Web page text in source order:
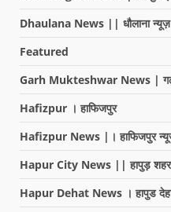
Dhaulana News || धौलाना न्यूज़
Featured
Garh Mukteshwar News |
Hafizpur । हाफिजपुर
Hafizpur News |। हाफिजपुर
Hapur City News || हापुड़
Hapur Dehat News । हापुड